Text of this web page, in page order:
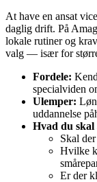
At have en ansat
daglig drift. På
lokale rutiner og
valg — især for
Fordele:
specialviden
Ulemper:
uddannelse
Hvad du skal
Skal
Hvilke
Er der